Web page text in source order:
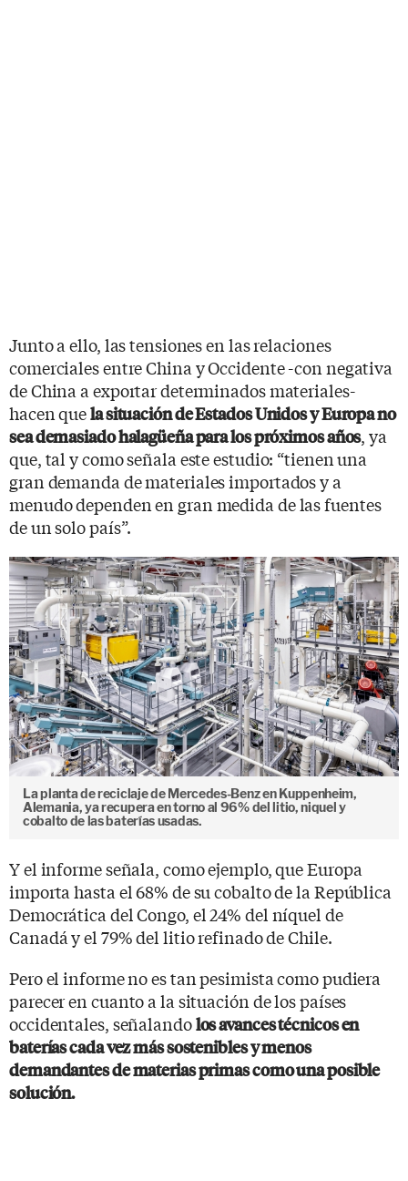
Junto a ello, las tensiones en las relaciones
comerciales entre China y Occidente -con negativa
de China a exportar determinados materiales-
hacen quela situación de Estados Unidos y Europa no
sea demasiado halagüeña para los próximos años, ya
que, tal y como señala este estudio: “tienen una
gran demanda de materiales importados y a
menudo dependen en gran medida de las fuentes
de un solo país”.
La planta de reciclaje de Mercedes-Benz en Kuppenheim,
Alemania, ya recupera en torno al 96% del litio, niquel y
cobalto de las baterías usadas.
Y el informe señala, como ejemplo, que Europa
importa hasta el 68% de su cobalto de la República
Democrática del Congo, el 24% del níquel de
Canadá y el 79% del litio refinado de Chile.
Pero el informe no es tan pesimista como pudiera
parecer en cuanto a la situación de los países
occidentales, señalandolos avances técnicos en
baterías cada vez más sostenibles y menos
demandantes de materias primas como una posible
solución.